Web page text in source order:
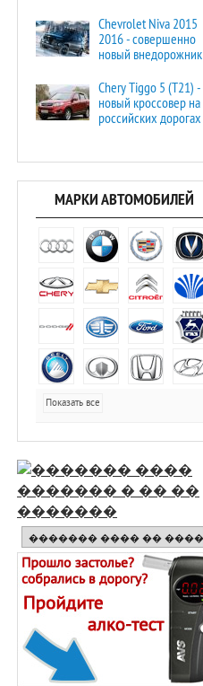
Chevrolet Niva 2015
2016 - совершенно
новый внедорожник
Chery Tiggo 5 (T21) -
новый кроссовер на
российских дорогах
МАРКИ АВТОМОБИЛЕЙ
Показать все